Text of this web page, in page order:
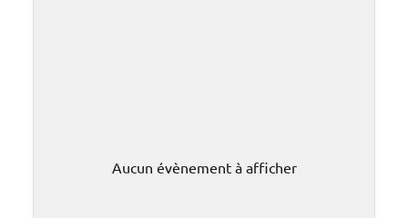
Aucun évènement à afficher